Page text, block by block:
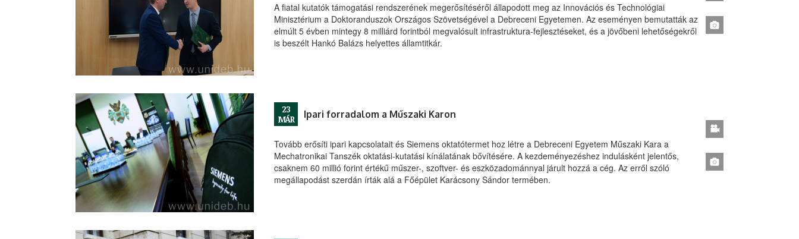
A fiatal kutatók támogatási rendszerének megerősítéséről állapodott meg az Innovációs és Technológiai
Minisztérium a Doktoranduszok Országos Szövetségével a Debreceni Egyetemen. Az eseményen bemutatták az
elmúlt 5 évben mintegy 8 milliárd forintból megvalósult infrastruktura-fejlesztéseket, és a jövőbeni lehetőségekről
is beszélt Hankó Balázs helyettes államtitkár.
23
MÁR
Ipari forradalom a Műszaki Karon
Tovább erősíti ipari kapcsolatait és Siemens oktatótermet hoz létre a Debreceni Egyetem Műszaki Kara a
Mechatronikai Tanszék oktatási-kutatási kínálatának bővítésére. A kezdeményezéshez indulásként jelentős,
csaknem 60 millió forint értékű műszer-, szoftver- és eszközadománnyal járult hozzá a cég. Az erről szóló
megállapodást szerdán írták alá a Főépület Karácsony Sándor termében.